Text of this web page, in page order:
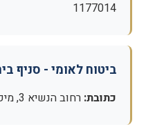
1177014
ביטוח לאומי - סניף
כתובת: רחוב הנשיא 3, מיקוד 99000, בית שמש